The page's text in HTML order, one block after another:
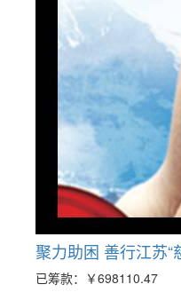
聚力助困 善行江苏“
已筹款： ￥698110.47